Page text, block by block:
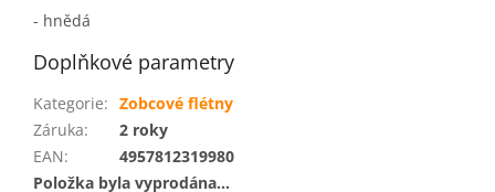
- hnědá
Doplňkové parametry
Kategorie: Zobcové flétny
Záruka:
2 roky
EAN:
4957812319980
Položka byla vyprodána…